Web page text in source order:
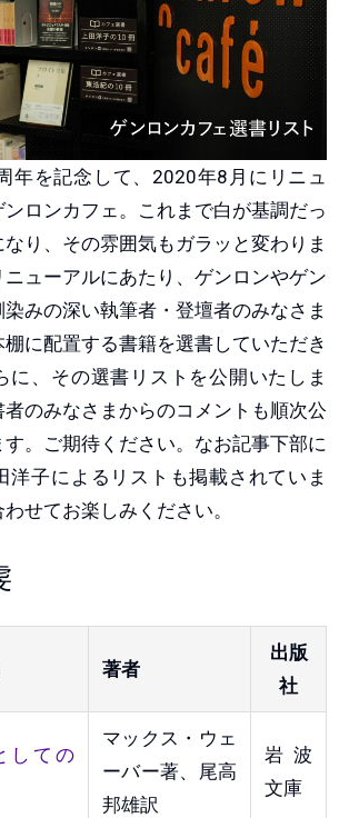
年を記念して、2020年8月にリニュ
ロンカフェ。これまで白が基調だっ
り、その雰囲気もガラッと変わりま
ニューアルにあたり、ゲンロンやゲン
染みの深い執筆者・登壇者のみなさま
に配置する書籍を選書していただき
に、その選書リストを公開いたしま
のみなさまからのコメントも順次公
す。ご期待ください。なお記事下部に
洋子によるリストも掲載されていま
せてお楽しみください。
著者
出版
社
しての
マックス・ウェ
ーバー著、尾高
邦雄訳
岩波
文庫